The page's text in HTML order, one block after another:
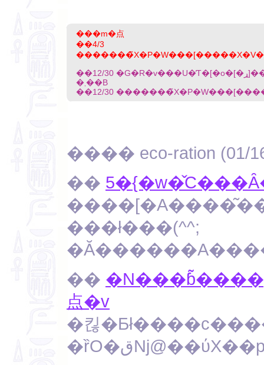
���m�点
��4/3
��12/30 �G�R�v���U�̓T�[�o�[�ړ]���܂��B�V�N���ς��ʂ����ڂ����肢�\���グ
�܂��B
���� eco-ration
��
���ł���(^^;
��
点�v
�킪